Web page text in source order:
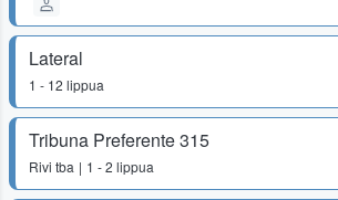
Lateral
1 - 12 lippua
Tribuna Preferente 315
Rivi tba 1 - 2 lippua